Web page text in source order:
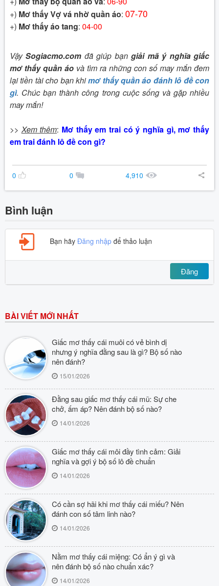
+) Mơ thấy Vợ vá nhờ quần áo: 07-70
+) Mơ thấy áo tang: 04-00
VậySogiacmo.com đã giúp bạngiải mã ý nghĩa giấc
mơ thấy quần áo và tìm ra những con số may mắn đem
lại tiền tài cho bạn khimơ thấy quần áo đánh lô đề con
gì. Chúc bạn thành công trong cuộc sống và gặp nhiều
may mắn!
>>Xem thêm: Mơ thấy em trai có ý nghĩa gì, mơ thấy
em trai đánh lô đề con gì?
0 0 4,910
Bình luận
Bạn hãy Đăng nhập để thảo luận
Đăng
BÀI VIẾT MỚI NHẤT
Giấc mơ thấy cái muôi có vẻ bình dị
nhưng ý nghĩa đằng sau là gì? Bộ số nào
nên đánh?
15/01/2026
Đằng sau giấc mơ thấy cái mũ: Sự che
chở, ấm áp? Nên đánh bộ số nào?
14/01/2026
Giấc mơ thấy cái môi đầy tình cảm: Giải
nghĩa và gợi ý bộ số lô đề chuẩn
14/01/2026
Có cần sợ hãi khi mơ thấy cái miếu? Nên
đánh con số tâm linh nào?
14/01/2026
Nằm mơ thấy cái miệng: Có ẩn ý gì và
nên đánh bộ số nào chuẩn xác?
14/01/2026